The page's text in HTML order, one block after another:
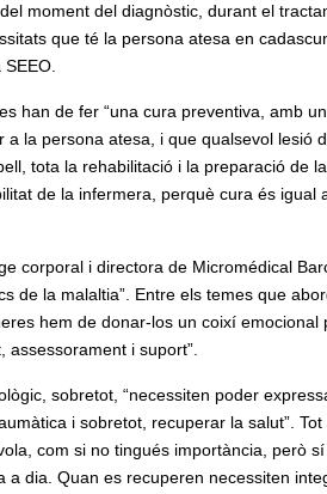
moment del diagnòstic, durant el
que té la persona atesa en
han de fer “una cura preventiva, amb
la persona atesa, i que qualsevol lesió
tota la rehabilitació i la preparació de
de la infermera, perquè cura és igual
corporal i directora de Micromédical
la malaltia”. Entre els temes que
hem de donar-los un coixí emocional
assessorament i suport”.
sobretot, “necessiten poder
i sobretot, recuperar la salut”.
com si no tingués importància, però
dia. Quan es recuperen necessiten